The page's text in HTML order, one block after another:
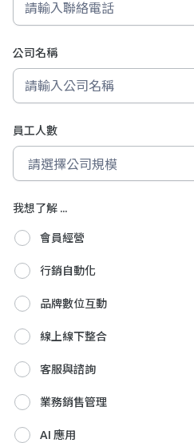
公司名稱
員工人數
我想了解 ...
會員經營
行銷自動化
品牌數位互動
線上線下整合
客服與諮詢
業務銷售管理
AI 應用